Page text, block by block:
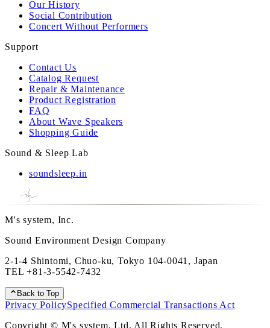
Our History
Social Contribution
Concert Without Performers
Support
Contact Us
Catalog Request
Repair & Maintenance
Product Registration
FAQ
About Wave Speakers
Shopping Guide
Sound & Sleep Lab
soundsleep.in
M's system, Inc.
Sound Environment Design Company
2-1-4 Shintomi, Chuo-ku, Tokyo 104-0041, Japan
TEL+81-3-5542-7432
Back to Top
Privacy PolicySpecified Commercial Transactions Act
Copyright © M's system, Ltd. All Rights Reserved.